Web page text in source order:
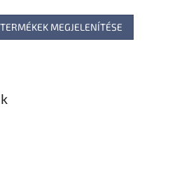
MEGJELENÍTÉSE